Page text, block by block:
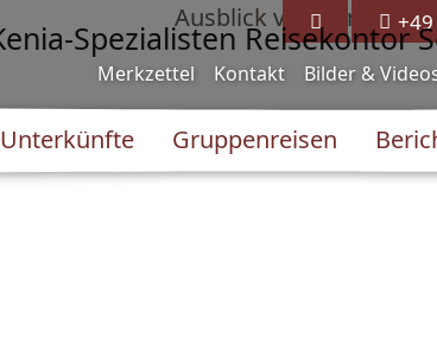
Unterkünfte Gruppenreisen
Merkzettel Kontakt Bilder &